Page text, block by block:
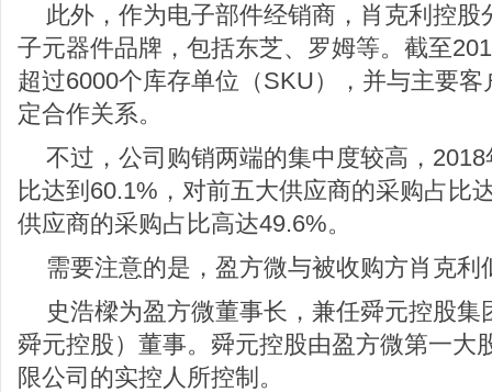
此外，作为电子部件经销商，肖克利控
子元器件品牌，包括东芝、罗姆等。截至
超过6000个库存单位（SKU），并与主要
定合作关系。
不过，公司购销两端的集中度较高，
比达到60.1%，对前五大供应商的采购占比
供应商的采购占比高达49.6%。
需要注意的是，盈方微与被收购方肖克利
史浩樑为盈方微董事长，兼任舜元控股
舜元控股）董事。舜元控股由盈方微第一大
限公司的实控人所控制。